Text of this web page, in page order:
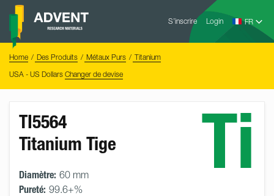
Skip
content
S’inscrire Login
Advent
Home Des Produits Métaux Purs
Titanium
USA - US Dollars Changer de devise
Ti
TI5564
Titanium Tige
Diamètre: 60 mm
Pureté: 99.6+%